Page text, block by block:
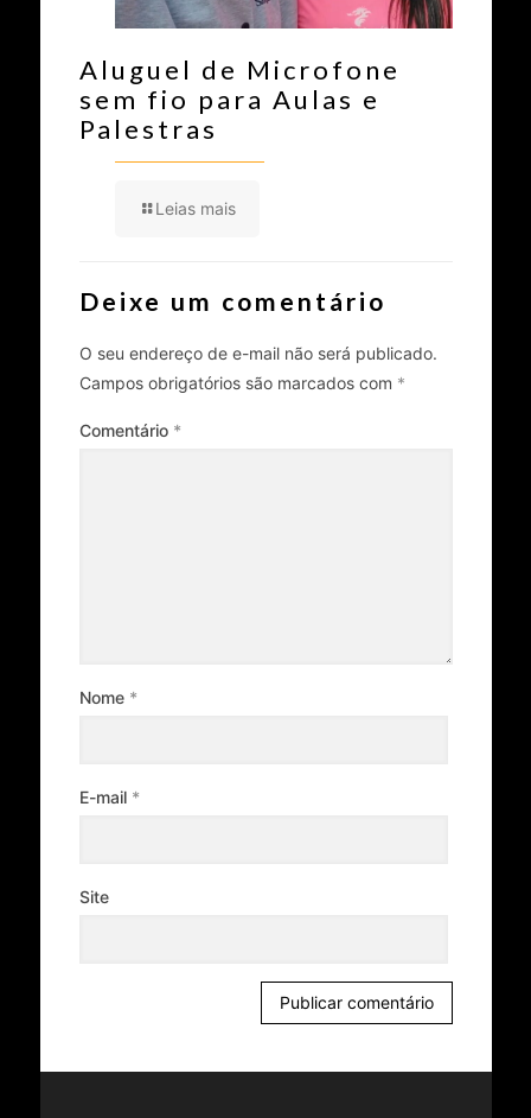
Aluguel de Microfone
sem fio para Aulas e
Palestras
Leias mais
Deixe um comentário
O seu endereço de e-mail não será publicado.
Campos obrigatórios são marcados com *
Comentário *
Nome *
E-mail *
Site